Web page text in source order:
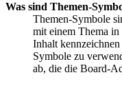
Was sind Themen-
Themen-Symbole
mit einem Thema in
Inhalt
Symbole zu
ab, die die Board-